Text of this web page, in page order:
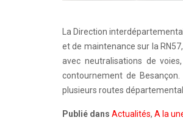
La Direction
et de maintenance sur la
avec neutralisations de
contournement de
plusieurs routes
Publié dans Actualités, A la